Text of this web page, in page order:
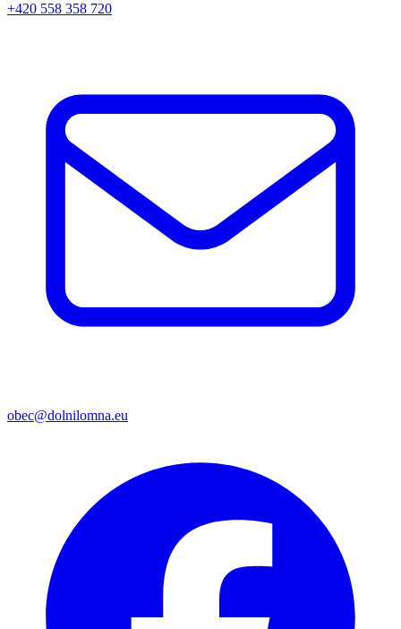
+420 558 358 720
obec@dolnilomna.eu